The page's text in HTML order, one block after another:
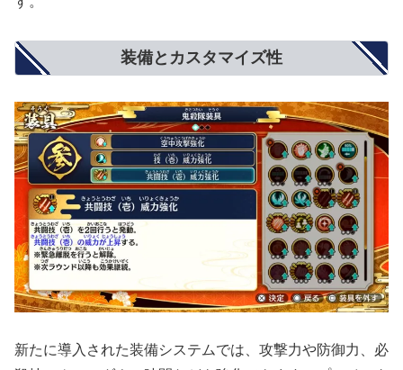
装備とカスタマイズ性
新たに導入された装備システムでは、攻撃力や防御力、必